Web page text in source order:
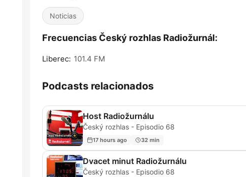
Noticias
Frecuencias Český rozhlas Radiožurnál:
Liberec: 101.4 FM
Podcasts relacionados
Host Radiožurnálu
Český rozhlas - Episodio 68
17 hours ago 32 min
Dvacet minut Radiožurnálu
Český rozhlas - Episodio 68